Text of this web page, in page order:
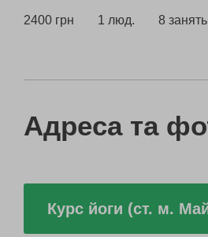
2400 грн 1 люд. 8
Адреса та
Курс йоги (ст. м.